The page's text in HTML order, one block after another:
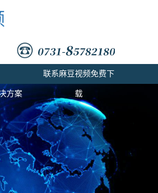
方案
联系麻豆视频免费下
载